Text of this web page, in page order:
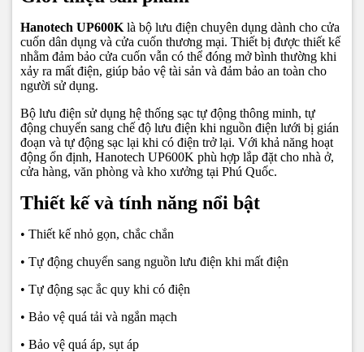
Hanotech UP600K là bộ lưu điện chuyên dụng dành cho cửa
cuốn dân dụng và cửa cuốn thương mại. Thiết bị được thiết kế
nhằm đảm bảo cửa cuốn vẫn có thể đóng mở bình thường khi
xảy ra mất điện, giúp bảo vệ tài sản và đảm bảo an toàn cho
người sử dụng.
Bộ lưu điện sử dụng hệ thống sạc tự động thông minh, tự
động chuyển sang chế độ lưu điện khi nguồn điện lưới bị gián
đoạn và tự động sạc lại khi có điện trở lại. Với khả năng hoạt
động ổn định, Hanotech UP600K phù hợp lắp đặt cho nhà ở,
cửa hàng, văn phòng và kho xưởng tại Phú Quốc.
Thiết kế và tính năng nổi bật
• Thiết kế nhỏ gọn, chắc chắn
• Tự động chuyển sang nguồn lưu điện khi mất điện
• Tự động sạc ắc quy khi có điện
• Bảo vệ quá tải và ngắn mạch
• Bảo vệ quá áp, sụt áp